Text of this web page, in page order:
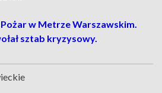
Pożar w Metrze Warszawskim.
sztab kryzysowy.